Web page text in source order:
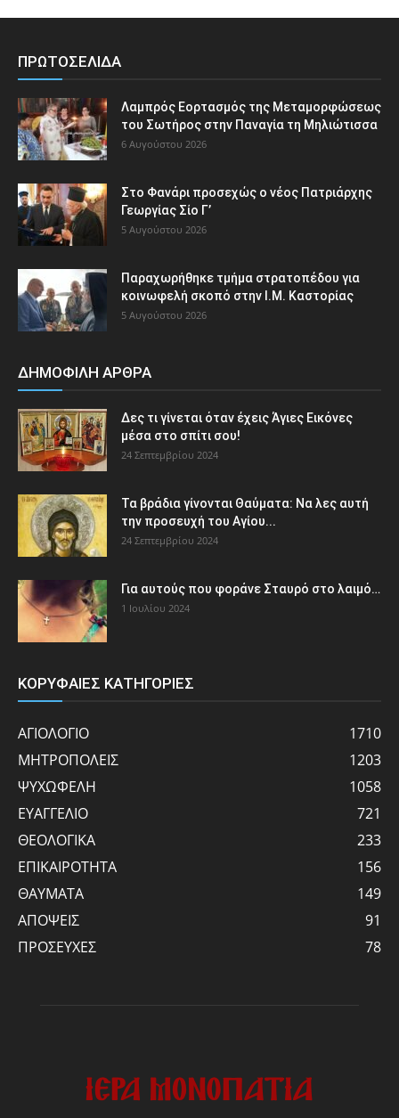
ΠΡΩΤΟΣΕΛΙΔΑ
Λαμπρός Εορτασμός της Μεταμορφώσεως
του Σωτήρος στην Παναγία τη Μηλιώτισσα
6 Αυγούστου 2026
Στο Φανάρι προσεχώς ο νέος Πατριάρχης
Γεωργίας Σίο Γ’
5 Αυγούστου 2026
Παραχωρήθηκε τμήμα στρατοπέδου για
κοινωφελή σκοπό στην Ι.Μ. Καστορίας
5 Αυγούστου 2026
ΔΗΜΟΦΙΛΗ ΑΡΘΡΑ
Δες τι γίνεται όταν έχεις Άγιες Εικόνες
μέσα στο σπίτι σου!
24 Σεπτεμβρίου 2024
Τα βράδια γίνονται Θαύματα: Να λες αυτή
την προσευχή του Αγίου...
24 Σεπτεμβρίου 2024
Για αυτούς που φοράνε Σταυρό στο λαιμό…
1 Ιουλίου 2024
ΚΟΡΥΦΑΙΕΣ ΚΑΤΗΓΟΡΙΕΣ
ΑΓΙΟΛΟΓΙΟ
1710
ΜΗΤΡΟΠΟΛΕΙΣ
1203
ΨΥΧΩΦΕΛΗ
1058
ΕΥΑΓΓΕΛΙΟ
721
ΘΕΟΛΟΓΙΚΑ
233
ΕΠΙΚΑΙΡΟΤΗΤΑ
156
ΘΑΥΜΑΤΑ
149
ΑΠΟΨΕΙΣ
91
ΠΡΟΣΕΥΧΕΣ
78